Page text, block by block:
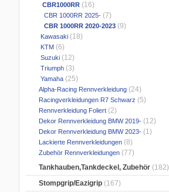
CBR1000RR (16)
CBR 1000RR 2025- (7)
CBR 1000RR 2020-2023 (9)
Kawasaki (18)
KTM (6)
Suzuki (12)
Triumph (3)
Yamaha (25)
Alpha-Racing Rennverkleidung (24)
Racingverkleidungen R7 Schwarz (5)
Rennverkleidung Foliert (2)
Dekor Rennverkleidung BMW 2019- (12)
Dekor Rennverkleidung BMW 2023- (1)
Lackierte Rennverkleidungen (8)
Zubehör Rennverkleidungen (77)
Tankhauben,Tankdeckel, Zubehör (182)
Stompgrip/Eazigrip (167)